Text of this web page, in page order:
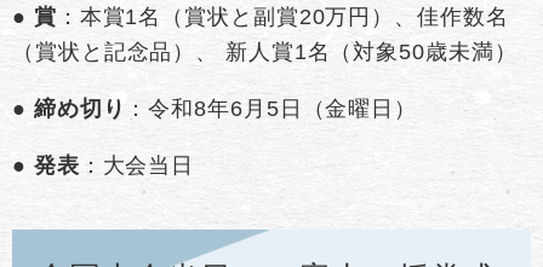
● 賞 ：本賞1名（賞状と副賞20万円）、佳作数名
（賞状と記念品）、 新人賞1名（対象50歳未満）
● 締め切り ：令和8年6月5日（金曜日）
● 発表 ：大会当日